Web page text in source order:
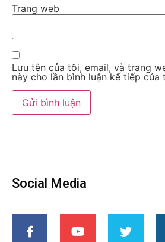
Trang web
Lưu tên của tôi, email, và trang
này cho lần bình luận kế tiếp của
Social Media